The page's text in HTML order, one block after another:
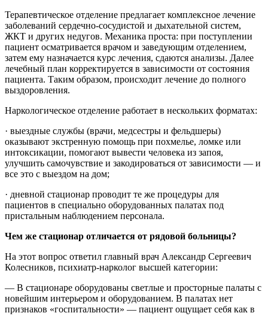
Терапевтическое отделение предлагает комплексное лечение
заболеваний сердечно-сосудистой и дыхательной систем,
ЖКТ и других недугов. Механика проста: при поступлении
пациент осматривается врачом и заведующим отделением,
затем ему назначается курс лечения, сдаются анализы. Далее
лечебный план корректируется в зависимости от состояния
пациента. Таким образом, происходит лечение до полного
выздоровления.
Наркологическое отделение работает в нескольких форматах:
· выездные службы (врачи, медсестры и фельдшеры)
оказывают экстренную помощь при похмелье, ломке или
интоксикации, помогают вывести человека из запоя,
улучшить самочувствие и закодироваться от зависимости — и
все это с выездом на дом;
· дневной стационар проводит те же процедуры для
пациентов в специально оборудованных палатах под
пристальным наблюдением персонала.
Чем же стационар отличается от рядовой больницы?
На этот вопрос ответил главный врач Александр Сергеевич
Колесников, психиатр-нарколог высшей категории:
— В стационаре оборудованы светлые и просторные палаты с
новейшим интерьером и оборудованием. В палатах нет
признаков «госпитальности» — пациент ощущает себя как в